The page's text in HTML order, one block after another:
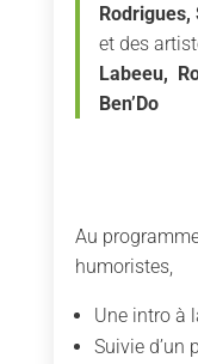
Rodrigues,
et des
Labeeu,
Ben’Do
Au
humoristes,
Une intro à
Suivie d’un